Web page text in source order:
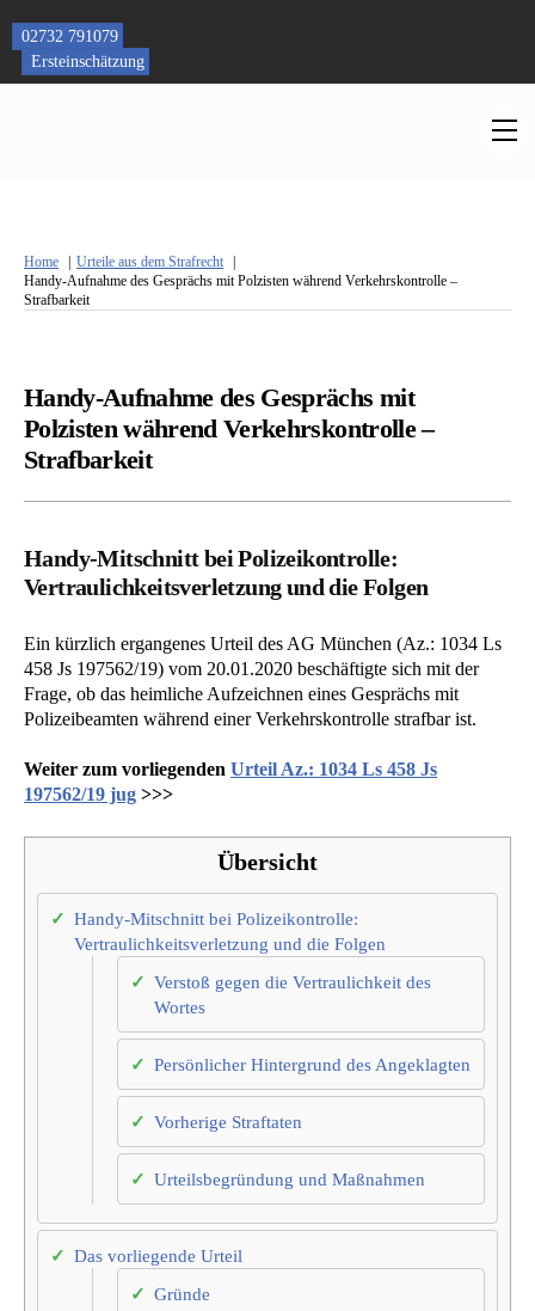
content
02732 791079
Ersteinschätzung
Home
Urteile aus dem Strafrecht
Handy-Aufnahme des Gesprächs mit Polzisten während Verkehrskontrolle –
Strafbarkeit
Handy-Aufnahme des Gesprächs mit
Polzisten während Verkehrskontrolle –
Strafbarkeit
Handy-Mitschnitt bei Polizeikontrolle:
Vertraulichkeitsverletzung und die Folgen
Ein kürzlich ergangenes Urteil des AG München (Az.: 1034 Ls
458 Js 197562/19) vom 20.01.2020 beschäftigte sich mit der
Frage, ob das heimliche Aufzeichnen eines Gesprächs mit
Polizeibeamten während einer Verkehrskontrolle strafbar ist.
Weiter zum vorliegenden Urteil Az.: 1034 Ls 458 Js
197562/19 jug >>>
Übersicht
Handy-Mitschnitt bei Polizeikontrolle:
Vertraulichkeitsverletzung und die Folgen
Verstoß gegen die Vertraulichkeit des
Wortes
Persönlicher Hintergrund des Angeklagten
Vorherige Straftaten
Urteilsbegründung und Maßnahmen
Das vorliegende Urteil
Gründe